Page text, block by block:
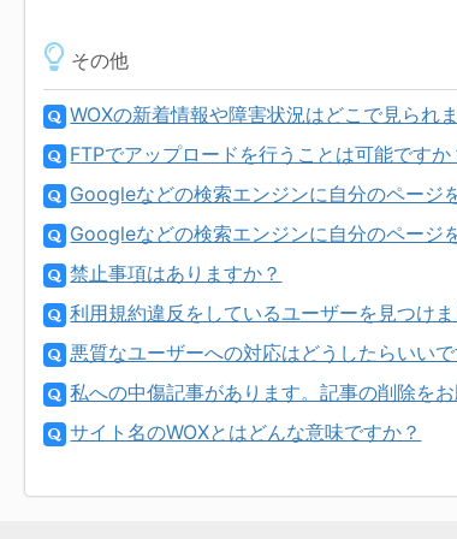
その他
WOXの新着情報や障害状況はどこで見られ
FTPでアップロードを行うことは可能ですか
Googleなどの検索エンジンに自分のページ
Googleなどの検索エンジンに自分のページ
禁止事項はありますか？
利用規約違反をしているユーザーを見つけま
悪質なユーザーへの対応はどうしたらいいで
私への中傷記事があります。記事の削除をお
サイト名のWOXとはどんな意味ですか？